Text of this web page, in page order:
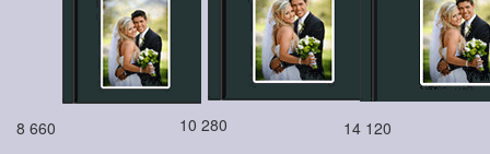
8 660 10 280 14 120